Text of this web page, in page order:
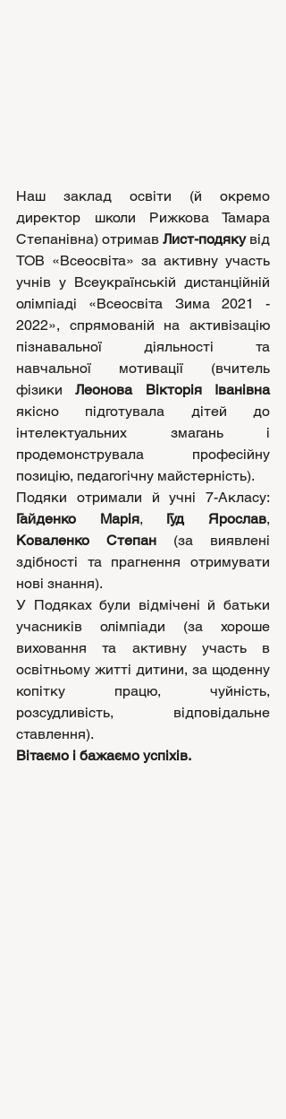
Наш заклад освіти (й окремо
директор школи Рижкова Тамара
Степанівна) отримав Лист-подяку від
ТОВ «Всеосвіта» за активну участь
учнів у Всеукраїнській дистанційній
олімпіаді «Всеосвіта Зима 2021 -
2022», спрямованій на активізацію
пізнавальної діяльності та
навчальної мотивації (вчитель
фізики
Леонова Вікторія Іванівна
якісно підготувала дітей до
інтелектуальних змагань і
продемонструвала професійну
позицію, педагогічну майстерність).
Гайденко Марія, Гуд Ярослав
Коваленко Степан (за виявлені
здібності та прагнення отримувати
нові знання).
У Подяках були відмічені й батьки
учасників олімпіади (за хороше
виховання та активну участь в
освітньому житті дитини, за щоденну
копітку працю, чуйність,
розсудливість, відповідальне
ставлення).
Вітаємо і бажаємо успіхів.